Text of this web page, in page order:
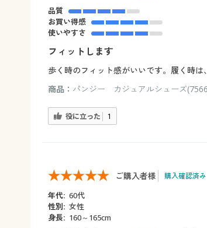
品質
お買い得感
使いやすさ
フィットします
歩く時のフィット感がいいです。履く時は
商品： パンジー カジュアルシューズ
役に立った 1
ご購入者様 購入確認済み
年代: 60代
性別: 女性
身長: 160～165cm